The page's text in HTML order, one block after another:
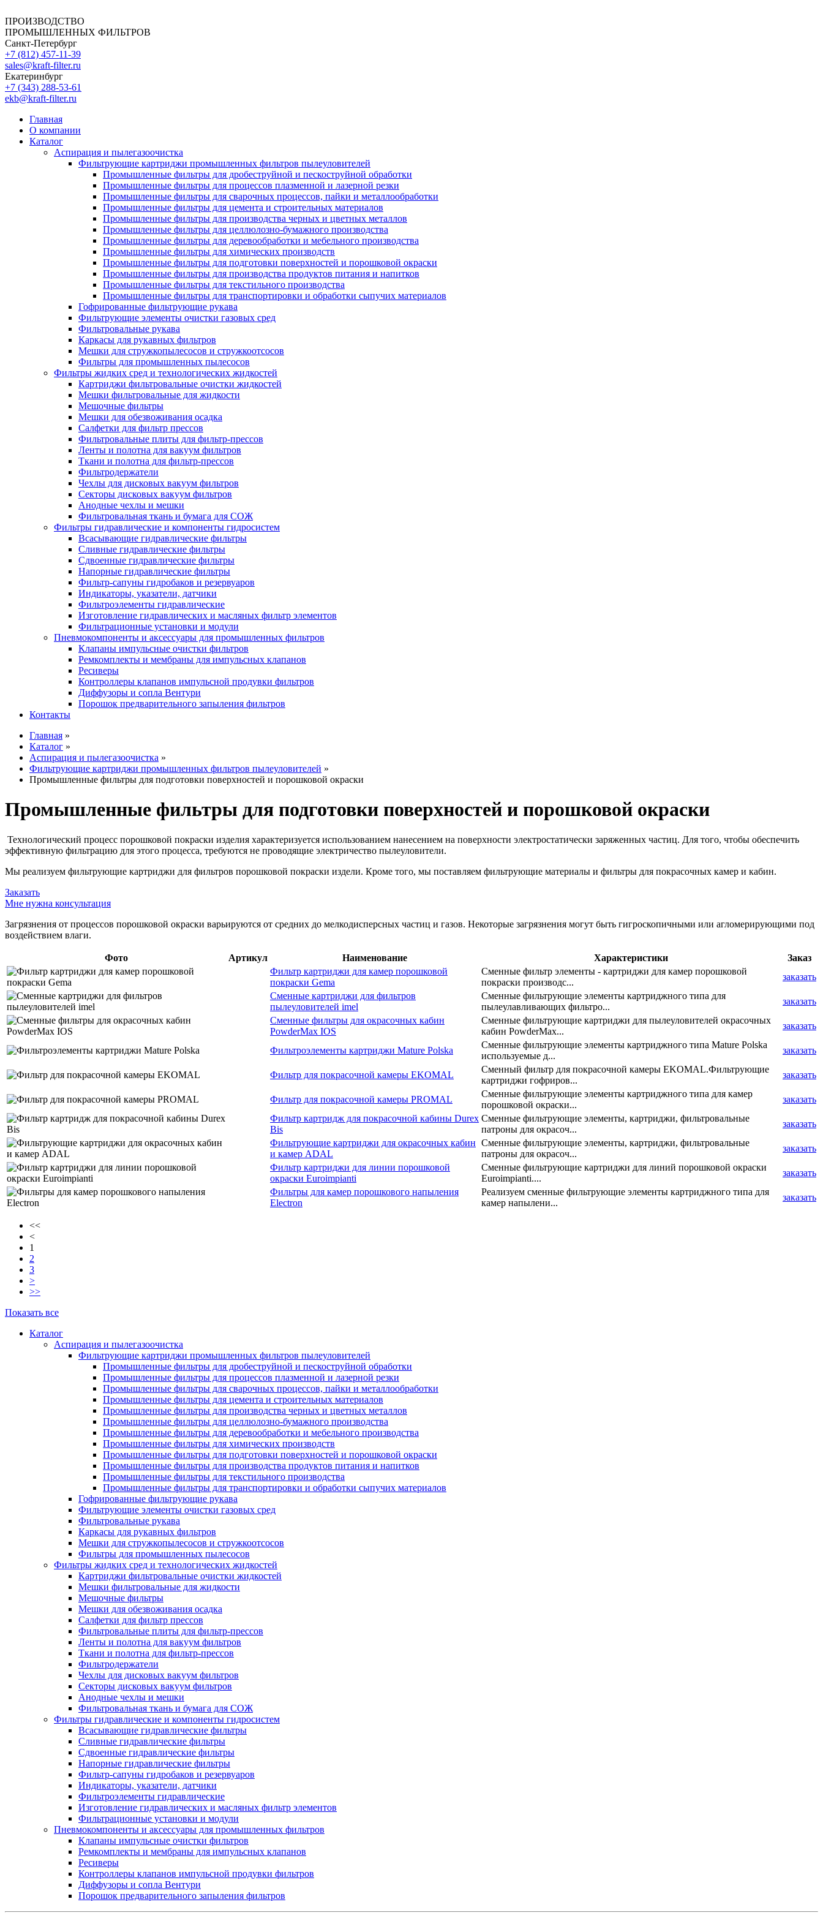
ПРОИЗВОДСТВО
ПРОМЫШЛЕННЫХ ФИЛЬТРОВ
Санкт-Петербург
+7 (812) 457-11-39
sales@kraft-filter.ru
Екатеринбург
+7 (343) 288-53-61
ekb@kraft-filter.ru
Главная
О компании
Каталог
Аспирация и пылегазоочистка
Фильтрующие картриджи промышленных фильтров пылеуловителей
Промышленные фильтры для дробеструйной и пескоструйной обработки
Промышленные фильтры для процессов плазменной и лазерной резки
Промышленные фильтры для сварочных процессов, пайки и металлообработки
Промышленные фильтры для цемента и строительных материалов
Промышленные фильтры для производства черных и цветных металлов
Промышленные фильтры для целлюлозно-бумажного производства
Промышленные фильтры для деревообработки и мебельного производства
Промышленные фильтры для химических производств
Промышленные фильтры для подготовки поверхностей и порошковой окраски
Промышленные фильтры для производства продуктов питания и напитков
Промышленные фильтры для текстильного производства
Промышленные фильтры для транспортировки и обработки сыпучих материалов
Гофрированные фильтрующие рукава
Фильтрующие элементы очистки газовых сред
Фильтровальные рукава
Каркасы для рукавных фильтров
Мешки для стружкопылесосов и стружкоотсосов
Фильтры для промышленных пылесосов
Фильтры жидких сред и технологических жидкостей
Картриджи фильтровальные очистки жидкостей
Мешки фильтровальные для жидкости
Мешочные фильтры
Мешки для обезвоживания осадка
Салфетки для фильтр прессов
Фильтровальные плиты для фильтр-прессов
Ленты и полотна для вакуум фильтров
Ткани и полотна для фильтр-прессов
Фильтродержатели
Чехлы для дисковых вакуум фильтров
Секторы дисковых вакуум фильтров
Анодные чехлы и мешки
Фильтровальная ткань и бумага для СОЖ
Фильтры гидравлические и компоненты гидросистем
Всасывающие гидравлические фильтры
Сливные гидравлические фильтры
Сдвоенные гидравлические фильтры
Напорные гидравлические фильтры
Фильтр-сапуны гидробаков и резервуаров
Индикаторы, указатели, датчики
Фильтроэлементы гидравлические
Изготовление гидравлических и масляных фильтр элементов
Фильтрационные установки и модули
Пневмокомпоненты и аксессуары для промышленных фильтров
Клапаны импульсные очистки фильтров
Ремкомплекты и мембраны для импульсных клапанов
Ресиверы
Контроллеры клапанов импульсной продувки фильтров
Диффузоры и сопла Вентури
Порошок предварительного запыления фильтров
Контакты
Главная »
Каталог »
Аспирация и пылегазоочистка »
Фильтрующие картриджи промышленных фильтров пылеуловителей »
Промышленные фильтры для подготовки поверхностей и порошковой окраски
Промышленные фильтры для подготовки поверхностей и порошковой окраски
Технологический процесс порошковой покраски изделия характеризуется использованием нанесением на поверхности электростатически заряженных частиц. Для того, чтобы обеспечить
эффективную фильтрацию для этого процесса, требуются не проводящие электричество пылеуловители.
Мы реализуем фильтрующие картриджи для фильтров порошковой покраски издели. Кроме того, мы поставляем фильтрующие материалы и фильтры для покрасочных камер и кабин.
Заказать
Мне нужна консультация
Загрязнения от процессов порошковой окраски варьируются от средних до мелкодисперсных частиц и газов. Некоторые загрязнения могут быть гигроскопичными или агломерирующими под
воздействием влаги.
Фото Артикул Наименование Характеристики
Заказ
Фильтр картриджи для камер порошковой
покраски Gema
Сменные фильтр элементы - картриджи для камер порошковой
покраски производс...
заказать
Сменные картриджи для фильтров
пылеуловителей imel
Сменные фильтрующие элементы картриджного типа для
пылеулавливающих фильтро...
заказать
Сменные фильтры для окрасочных кабин
PowderMax IOS
Сменные фильтрующие картриджи для пылеуловителей окрасочных
кабин PowderMax...
заказать
Фильтроэлементы картриджи Mature Polska
Сменные фильтрующие элементы картриджного типа Mature Polska
используемые д...
заказать
Фильтр для покрасочной камеры EKOMAL
Сменный фильтр для покрасочной камеры EKOMAL.Фильтрующие
картриджи гофриров...
заказать
Фильтр для покрасочной камеры PROMAL
Сменные фильтрующие элементы картриджного типа для камер
порошковой окраски...
заказать
Фильтр картридж для покрасочной кабины Durex
Bis
Сменные фильтрующие элементы, картриджи, фильтровальные
патроны для окрасоч...
заказать
Фильтрующие картриджи для окрасочных кабин
и камер ADAL
Сменные фильтрующие элементы, картриджи, фильтровальные
патроны для окрасоч...
заказать
Фильтр картриджи для линии порошковой
окраски Euroimpianti
Cменные фильтрующие картриджи для линий порошковой окраски
Euroimpianti....
заказать
Фильтры для камер порошкового напыления
Electron
Реализуем сменные фильтрующие элементы картриджного типа для
камер напылени...
заказать
<<
<
1
2
3
>
>>
Показать все
Каталог
Аспирация и пылегазоочистка
Фильтрующие картриджи промышленных фильтров пылеуловителей
Промышленные фильтры для дробеструйной и пескоструйной обработки
Промышленные фильтры для процессов плазменной и лазерной резки
Промышленные фильтры для сварочных процессов, пайки и металлообработки
Промышленные фильтры для цемента и строительных материалов
Промышленные фильтры для производства черных и цветных металлов
Промышленные фильтры для целлюлозно-бумажного производства
Промышленные фильтры для деревообработки и мебельного производства
Промышленные фильтры для химических производств
Промышленные фильтры для подготовки поверхностей и порошковой окраски
Промышленные фильтры для производства продуктов питания и напитков
Промышленные фильтры для текстильного производства
Промышленные фильтры для транспортировки и обработки сыпучих материалов
Гофрированные фильтрующие рукава
Фильтрующие элементы очистки газовых сред
Фильтровальные рукава
Каркасы для рукавных фильтров
Мешки для стружкопылесосов и стружкоотсосов
Фильтры для промышленных пылесосов
Фильтры жидких сред и технологических жидкостей
Картриджи фильтровальные очистки жидкостей
Мешки фильтровальные для жидкости
Мешочные фильтры
Мешки для обезвоживания осадка
Салфетки для фильтр прессов
Фильтровальные плиты для фильтр-прессов
Ленты и полотна для вакуум фильтров
Ткани и полотна для фильтр-прессов
Фильтродержатели
Чехлы для дисковых вакуум фильтров
Секторы дисковых вакуум фильтров
Анодные чехлы и мешки
Фильтровальная ткань и бумага для СОЖ
Фильтры гидравлические и компоненты гидросистем
Всасывающие гидравлические фильтры
Сливные гидравлические фильтры
Сдвоенные гидравлические фильтры
Напорные гидравлические фильтры
Фильтр-сапуны гидробаков и резервуаров
Индикаторы, указатели, датчики
Фильтроэлементы гидравлические
Изготовление гидравлических и масляных фильтр элементов
Фильтрационные установки и модули
Пневмокомпоненты и аксессуары для промышленных фильтров
Клапаны импульсные очистки фильтров
Ремкомплекты и мембраны для импульсных клапанов
Ресиверы
Контроллеры клапанов импульсной продувки фильтров
Диффузоры и сопла Вентури
Порошок предварительного запыления фильтров